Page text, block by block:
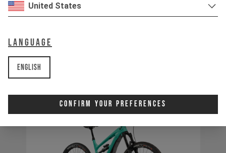
United States
Language
English
Confirm Your Preferences
Decoy MX CORE 3
M L